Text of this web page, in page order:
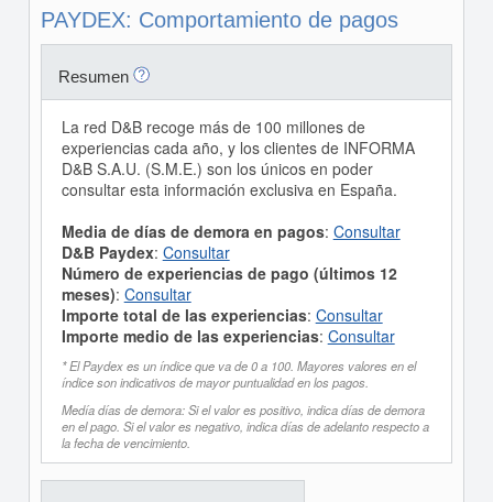
PAYDEX: Comportamiento de pagos
Resumen
La red D&B recoge más de 100 millones de
experiencias cada año, y los clientes de INFORMA
D&B S.A.U. (S.M.E.) son los únicos en poder
consultar esta información exclusiva en España.
Media de días de demora en pagos: Consultar
D&B Paydex: Consultar
Número de experiencias de pago (últimos 12
meses): Consultar
Importe total de las experiencias: Consultar
Importe medio de las experiencias: Consultar
* El Paydex es un índice que va de 0 a 100. Mayores valores en el
índice son indicativos de mayor puntualidad en los pagos.
Medía días de demora: Si el valor es positivo, indica días de demora
en el pago. Si el valor es negativo, indica días de adelanto respecto a
la fecha de vencimiento.